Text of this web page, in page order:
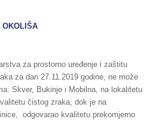
OKOLIŠA
za prostorno uređenje i zaštitu
za dan 27.11.2019 godine, ne može
Skver, Bukinje i Mobilna, na lokalitetu
čistog zraka, dok je na
odgovarao kvalitetu prekomjerno